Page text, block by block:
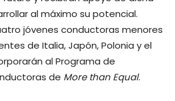
al máximo su potencial.
jóvenes conductoras menores
de Italia, Japón, Polonia y el
al Programa de
de More than Equal.